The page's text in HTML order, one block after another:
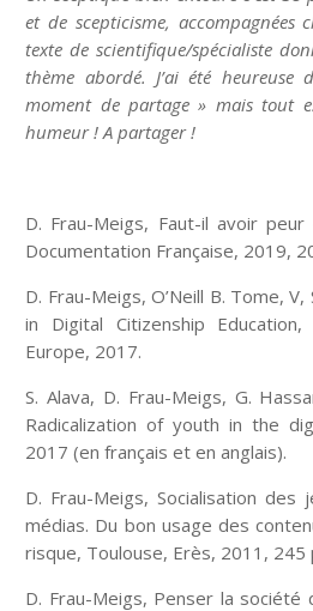
et de scepticisme, accompagnées
texte de scientifique/spécialiste
thème abordé. J’ai été
moment de partage » mais tout
humeur ! A partager !
D. Frau-Meigs, Faut-il avoir peur
Documentation Française, 2019,
D. Frau-Meigs, O’Neill B. Tome,
in Digital Citizenship
Europe, 2017.
S. Alava, D. Frau-Meigs, G.
Radicalization of youth in the
2017 (en français et en anglais).
D. Frau-Meigs, Socialisation des
médias. Du bon usage des
risque, Toulouse, Erès, 2011, 245
D. Frau-Meigs, Penser la société